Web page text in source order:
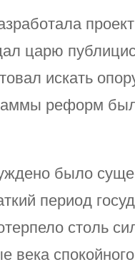
царю
искать
реформ
было
период
столь
века